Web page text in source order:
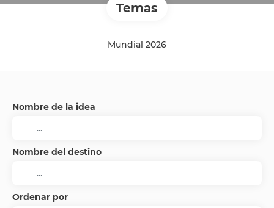
Temas
Mundial 2026
Nombre de la idea
Nombre del destino
Ordenar por